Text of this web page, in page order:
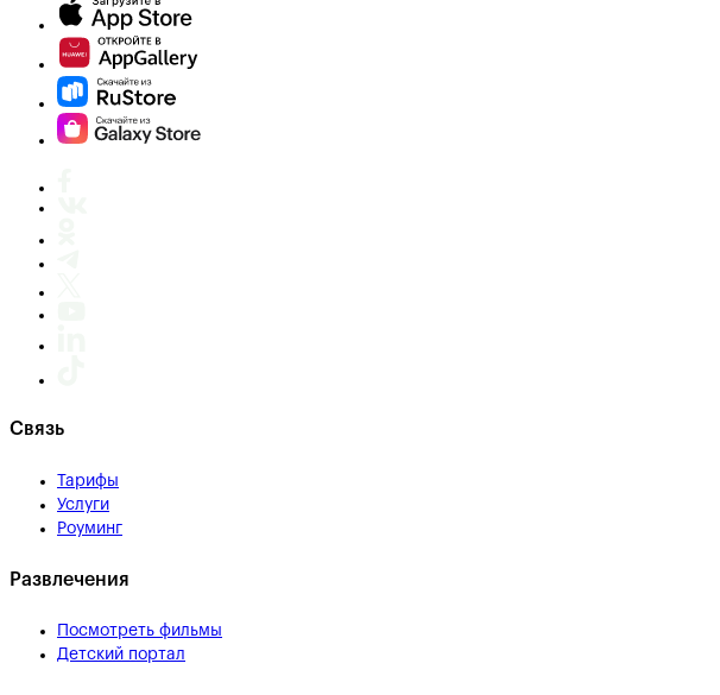
Связь
Тарифы
Услуги
Роуминг
Развлечения
Посмотреть фильмы
Детский портал